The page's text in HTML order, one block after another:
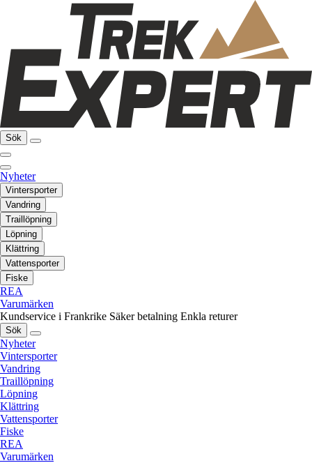
Sök
Nyheter
Vintersporter
Vandring
Traillöpning
Löpning
Klättring
Vattensporter
Fiske
REA
Varumärken
Kundservice i Frankrike Säker betalning Enkla returer
Sök
Nyheter
Vintersporter
Vandring
Traillöpning
Löpning
Klättring
Vattensporter
Fiske
REA
Varumärken